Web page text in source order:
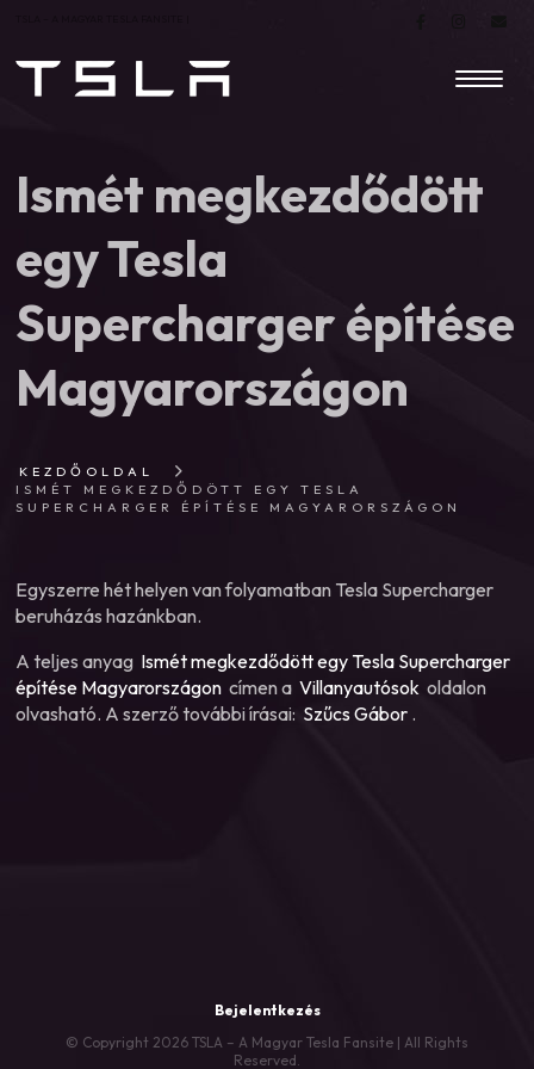
Ismét megkezdődött
egy Tesla
Supercharger építése
Magyarországon
KEZDŐOLDAL
ISMÉT MEGKEZDŐDÖTT EGY TESLA
SUPERCHARGER ÉPÍTÉSE MAGYARORSZÁGON
Egyszerre hét helyen van folyamatban Tesla Supercharger
beruházás hazánkban.
A teljes anyag Ismét megkezdődött egy Tesla Supercharger
építése Magyarországon címen a Villanyautósok oldalon
olvasható. A szerző további írásai: Szűcs Gábor .
Bejelentkezés
© Copyright 2026 TSLA – A Magyar Tesla Fansite | All Rights
Reserved.